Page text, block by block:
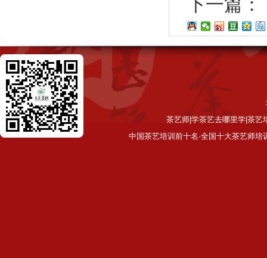
下一篇：
茶艺师|学茶艺去哪里学|茶艺
中国茶艺培训前十名·全国十大茶艺师培